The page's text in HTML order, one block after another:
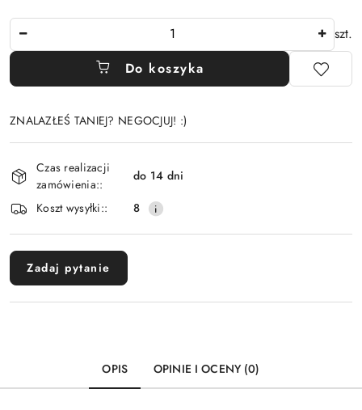
szt.
Do koszyka
ZNALAZŁEŚ TANIEJ? NEGOCJUJ! :)
Dostępność
i
dostawa
Czas realizacji
zamówienia::
do 14 dni
Koszt wysyłki::
8
Zadaj pytanie
OPIS OPINIE I OCENY (0)